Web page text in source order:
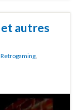
autres
Retrogaming,